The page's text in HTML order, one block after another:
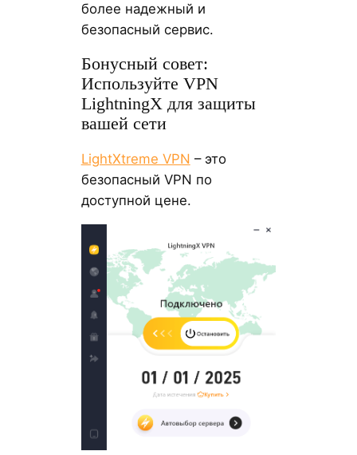
более надежный и
безопасный сервис.
Бонусный совет:
Используйте VPN
LightningX для защиты
вашей сети
LightXtreme VPN – это
безопасный VPN по
доступной цене.